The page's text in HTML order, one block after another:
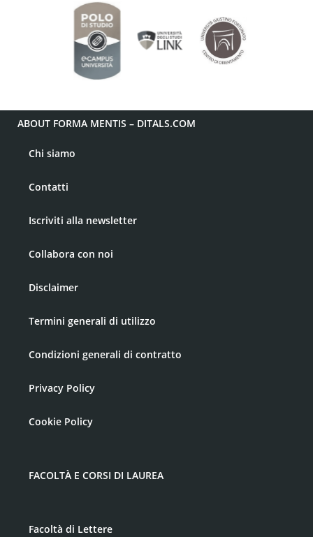
ABOUT FORMA MENTIS – DITALS.COM
Chi siamo
Contatti
Iscriviti alla newsletter
Collabora con noi
Disclaimer
Termini generali di utilizzo
Condizioni generali di contratto
Privacy Policy
Cookie Policy
FACOLTÀ E CORSI DI LAUREA
Facoltà di Lettere